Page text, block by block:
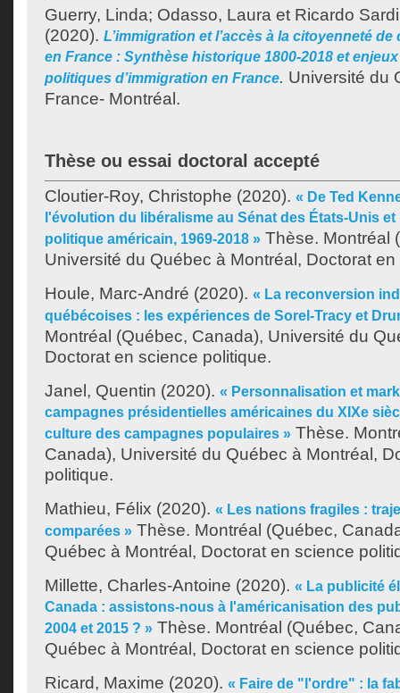
Guerry, Linda; Odasso, Laura et Ricardo
(2020). L’immigration et l’accès à la citoyenneté
en France : Synthèse historique 1800-2018 et
politiques d’immigration en France. Université du
France- Montréal.
Thèse ou essai doctoral accepté
Cloutier-Roy, Christophe (2020). « De Ted
l'évolution du libéralisme au Sénat des États-Unis
politique américain, 1969-2018 » Thèse. Montréal
Université du Québec à Montréal, Doctorat
Houle, Marc-André (2020). « La reconversion
québécoises : les expériences de Sorel-Tracy et
Montréal (Québec, Canada), Université du
Doctorat en science politique.
Janel, Quentin (2020). « Personnalisation et
campagnes présidentielles américaines du XIXe
culture des campagnes populaires » Thèse.
Canada), Université du Québec à Montréal,
politique.
Mathieu, Félix (2020). « Les nations fragiles :
comparées » Thèse. Montréal (Québec,
Québec à Montréal, Doctorat en science
Millette, Charles-Antoine (2020). « La publicité
Canada : assistons-nous à l'américanisation des
2004 et 2015 ? » Thèse. Montréal (Québec,
Québec à Montréal, Doctorat en science
Ricard, Maxime (2020). « Faire de "l'ordre" : la